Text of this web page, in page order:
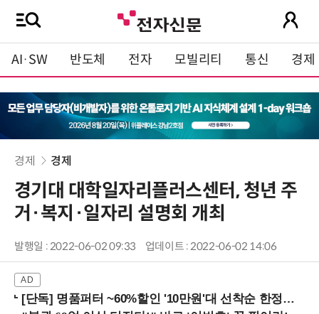
AI·SW 반도체 전자 모빌리티 통신 경제
경제 경제
경기대 대학일자리플러스센터, 청년 주
거·복지·일자리 설명회 개최
발행일 : 2022-06-02 09:33 업데이트 : 2022-06-02 14:06
[단독] 명품퍼터 ~60%할인 '10만원'대 선착순 한정판매!